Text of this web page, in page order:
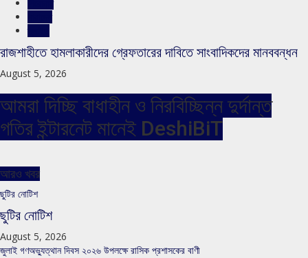
রাজশাহীতে হামলাকারীদের গ্রেফতারের দাবিতে সাংবাদিকদের মানববন্ধন
August 5, 2026
আমরা দিচ্ছি বাধাহীন ও নিরবিচ্ছিন্ন দুর্দান্ত
গতির ইন্টারনেট মানেই DeshiBiT
আরও খবর
ছুটির নোটিশ
ছুটির নোটিশ
August 5, 2026
জুলাই গণঅভ্যুত্থান দিবস ২০২৬ উপলক্ষে রাসিক প্রশাসকের বাণী